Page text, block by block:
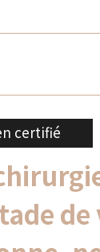
certifié